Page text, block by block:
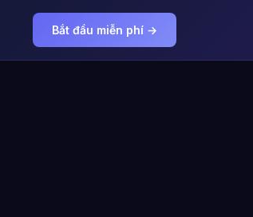
Bắt đầu miễn phí →